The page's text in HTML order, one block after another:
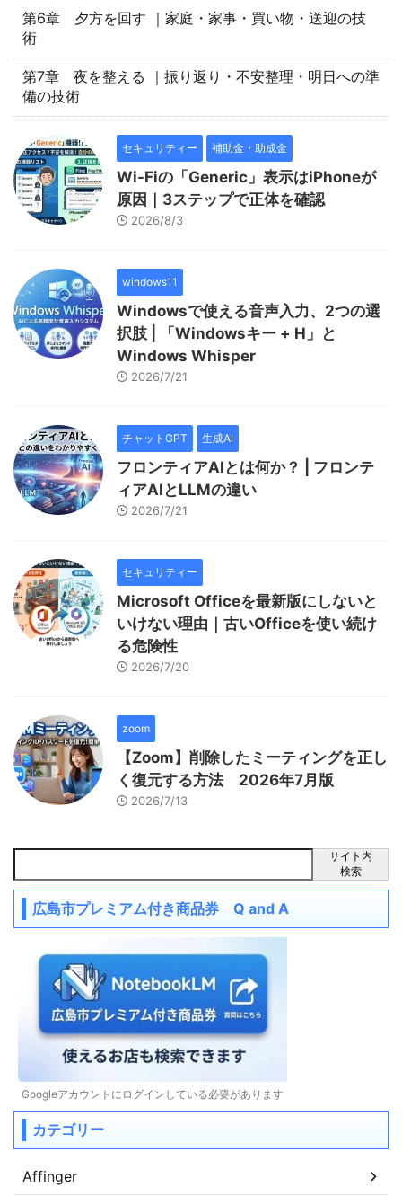
第6章 夕方を回す ｜家庭・家事・買い物・送迎の技
術
第7章 夜を整える ｜振り返り・不安整理・明日への準
備の技術
セキュリティー 補助金・助成金
Wi-Fiの「Generic」表示はiPhoneが
原因｜3ステップで正体を確認
2026/8/3
windows11
Windowsで使える音声入力、2つの選
択肢 | 「Windowsキー + H」と
Windows Whisper
2026/7/21
チャットGPT 生成AI
フロンティアAIとは何か？ | フロンテ
ィアAIとLLMの違い
2026/7/21
セキュリティー
Microsoft Officeを最新版にしないと
いけない理由｜古いOfficeを使い続け
る危険性
2026/7/20
zoom
【Zoom】削除したミーティングを正し
く復元する方法 2026年7月版
2026/7/13
サイト内
検索
広島市プレミアム付き商品券 Q and A
Googleアカウントにログインしている必要があります
カテゴリー
Affinger